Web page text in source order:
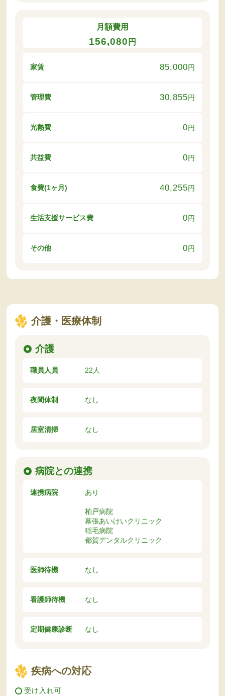
月額費用
156,080 円
家賃 85,000円
管理費 30,855円
光熱費 0円
共益費 0円
食費(1ヶ月) 40,255円
生活支援サービス費 0円
その他 0円
介護・医療体制
介護
職員人員 22人
夜間体制 なし
居室清掃 なし
病院との連携
連携病院 あり
柏戸病院
幕張あいけいクリニック
稲毛病院
都賀デンタルクリニック
医師待機 なし
看護師待機 なし
定期健康診断 なし
疾病への対応
受け入れ可